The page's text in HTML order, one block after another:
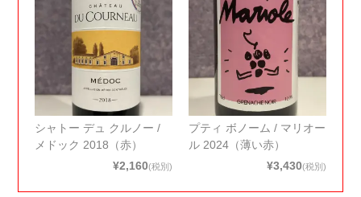
シャトー デュ クルノー /
メドック 2018（赤）
¥2,160(税別)
プティ ボノーム / マリオー
ル 2024（薄い赤）
¥3,430(税別)